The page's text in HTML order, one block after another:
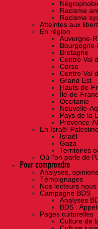
Racisme
Racisme
Atteintes aux
En région
Auvergne-
Bretagne
Centre Val
Corse
Centre Val
Grand Est
Hauts-de-
Île-de-
Occitanie
Nouvelle-
Pays de la
Provence-
En Israël-
Israël
Gaza
Territoires
Où l'on parle de
Pour comprendre
Analyses,
Témoignages
Nos lecteurs
Campagne BDS
Analyses
BDS :
Pages culturelles
Culture de